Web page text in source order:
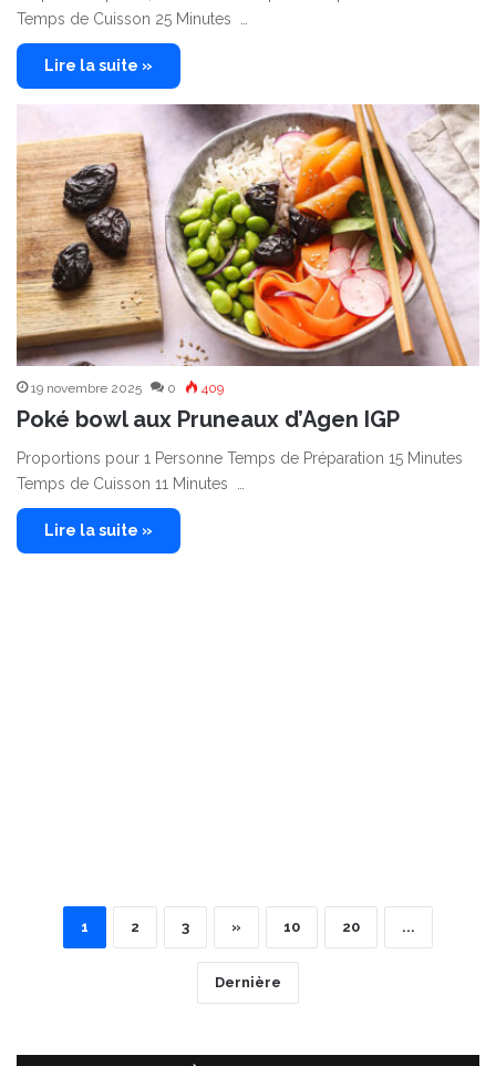
Temps de Cuisson 25 Minutes …
Lire la suite »
19 novembre 2025 0 409
Poké bowl aux Pruneaux d’Agen IGP
Proportions pour 1 Personne Temps de Préparation 15 Minutes
Temps de Cuisson 11 Minutes …
Lire la suite »
1 2 3 » 10 20 ...
Dernière